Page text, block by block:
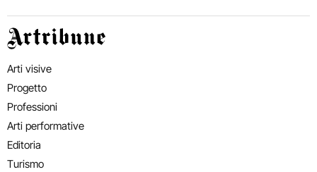
Artribune
Arti visive
Progetto
Professioni
Arti performative
Editoria
Turismo